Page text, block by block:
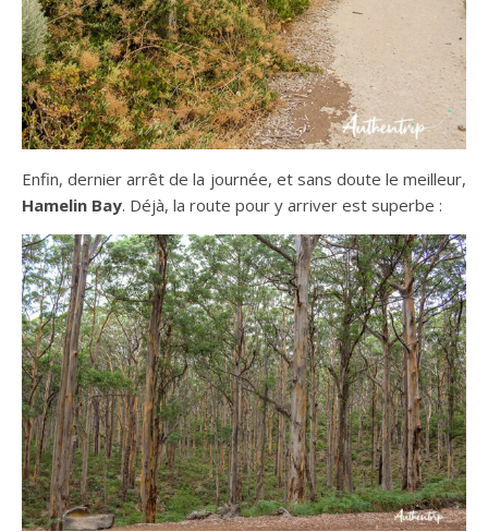
Enfin, dernier arrêt de la journée, et sans doute le meilleur,
Hamelin Bay. Déjà, la route pour y arriver est superbe :